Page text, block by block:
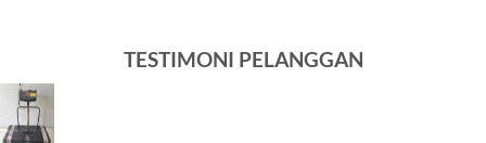
Negeri
TESTIMONI PELANGGAN